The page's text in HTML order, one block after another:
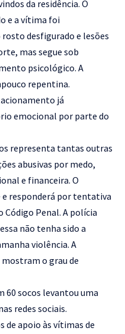
da residência. O
e a vítima foi
desfigurado e lesões
mas segue sob
psicológico. A
repentina.
já
emocional por parte do
representa tantas outras
abusivas por medo,
e financeira. O
responderá por tentativa
Penal. A polícia
não tenha sido a
violência. A
o grau de
60 socos levantou uma
redes sociais.
de apoio às vítimas de